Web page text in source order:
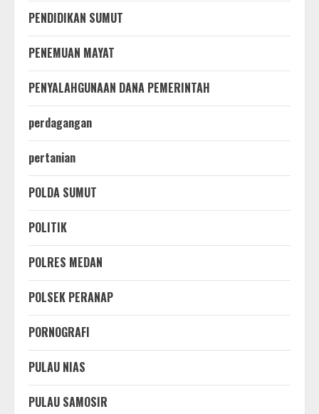
PENDIDIKAN SUMUT
PENEMUAN MAYAT
PENYALAHGUNAAN DANA PEMERINTAH
perdagangan
pertanian
POLDA SUMUT
POLITIK
POLRES MEDAN
POLSEK PERANAP
PORNOGRAFI
PULAU NIAS
PULAU SAMOSIR